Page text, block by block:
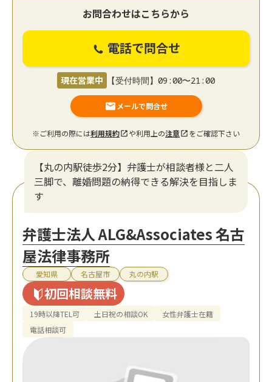
お問合わせはこちらから
電話で問合せ
現在営業中 【受付時間】09:00〜21:00
メールで問合せ
※ご利用の際には利用規約 や利用上の注意 をご確認下さい
【丸の内駅徒歩2分】弁護士が相談者様と二人
三脚で、離婚問題の納得できる解決を目指しま
す
弁護士法人 ALG&Associates 名古
屋法律事務所
愛知県 名古屋市 丸の内駅
初回相談無料
19時以降TEL可 土日祝の相談OK
女性弁護士在籍
電話相談可